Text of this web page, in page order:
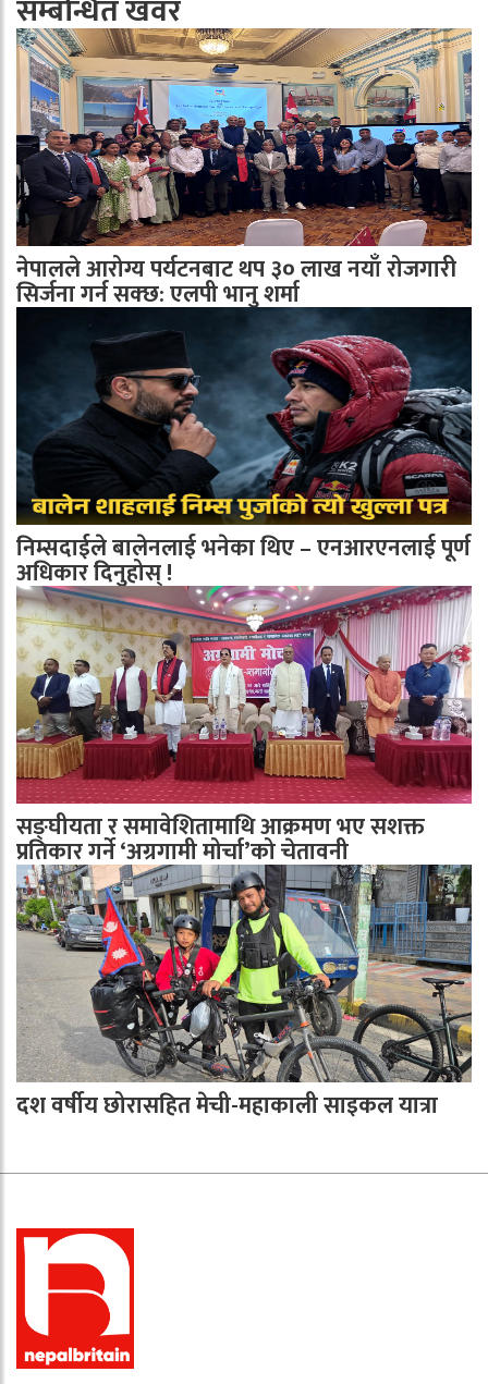
सम्बन्धित खवर
नेपालले आरोग्य पर्यटनबाट थप ३० लाख नयाँ रोजगारी
सिर्जना गर्न सक्छ: एलपी भानु शर्मा
निम्सदाईले बालेनलाई भनेका थिए – एनआरएनलाई पूर्ण
अधिकार दिनुहोस् !
सङ्घीयता र समावेशितामाथि आक्रमण भए सशक्त
प्रतिकार गर्ने ‘अग्रगामी मोर्चा’को चेतावनी
दश वर्षीय छोरासहित मेची-महाकाली साइकल यात्रा